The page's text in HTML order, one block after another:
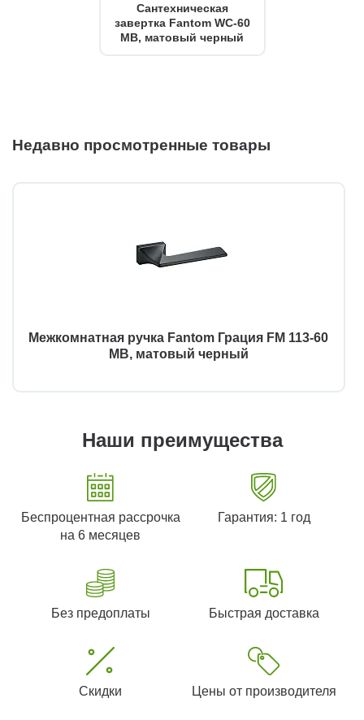
Сантехническая
завертка Fantom WC-60
MB, матовый черный
Недавно просмотренные товары
Межкомнатная ручка Fantom Грация FM 113-60
MB, матовый черный
Наши преимущества
Беспроцентная рассрочка
на 6 месяцев
Гарантия: 1 год
Без предоплаты Быстрая доставка
Скидки Цены от производителя